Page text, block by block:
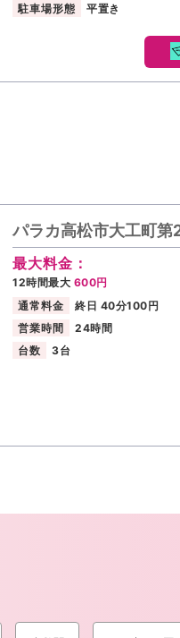
駐車場形態 平置き
パラカ高松市大工町第
最大料金：
12時間最大 600円
通常料金
終日 40分100円
営業時間
24時間
台数
3台